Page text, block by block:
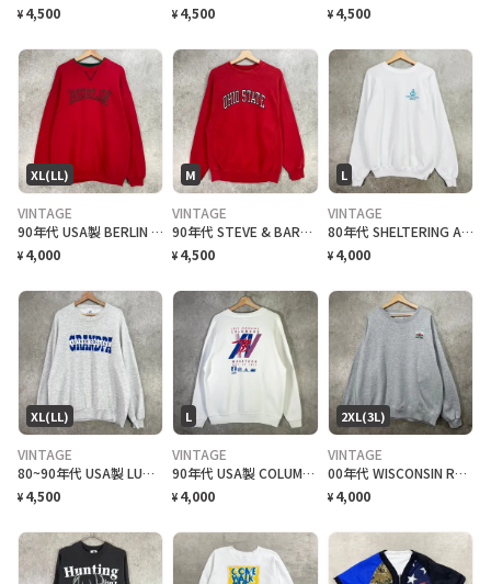
¥ 4,500 ¥ 4,500 ¥ 4,500
XL(LL)
VINTAGE
90年代 USA製 BERLIN フェイクレイヤード スウェットシャツ メンズXL相当 古着 90s ヴィンテージ VINTAGE トレーナー 前Vガゼット ベルリン 赤色
¥ 4,000
M
VINTAGE
90年代 STEVE & BARRY'S OHIO STATE カレッジ刺繍 リバーズタイプ スウェットシャツ メンズM相当 古着 90s ヴィンテージ VINTAGE アメカジ オハイオ州大学 トレーナー 赤色
¥ 4,500
L
VINTAGE
80年代 SHELTERING ARMS 企業ロゴプリント メンズL相当 古着 80s VINTAGE ヴィンテージ ラグランスリーブ トレーナー 白色
¥ 4,000
XL(LL)
VINTAGE
80~90年代 USA製 LUTHER COLLEGE カレッジプリント スウェットシャツ メンズXL相当 古着 80s 90s VINTAGE ヴィンテージ アメカジ ルーサー大学 トレーナー ライトグレー 杢グレー
¥ 4,500
L
VINTAGE
90年代 USA製 COLUMBUS MARATHON 企業ロゴプリント スウェットシャツ メンズL相当 古着 90s VINTAGE ヴィンテージ アメカジ マラソン イベント トレーナー 白色
¥ 4,000
2XL(3L)
VINTAGE
00年代 WISCONSIN ROSE BOWL ワンポイントロゴ刺繍 スウェットシャツ メンズ2XL 古着 00s Y2K VINTAGE ヴィンテージ アメカジ ウィスコンシン ローズボウル トレーナー ビッグサイズ 大きいサイズ 灰色
¥ 4,000